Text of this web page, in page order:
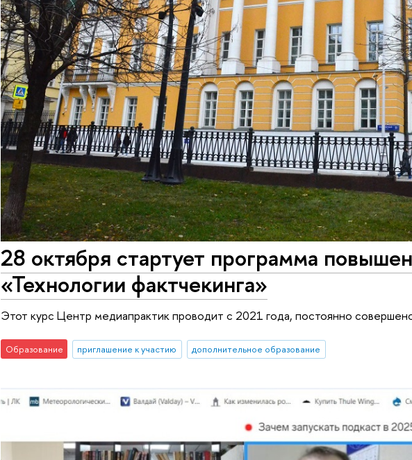
28 октября стартует программа
«Технологии фактчекинга»
Этот курс Центр медиапрактик проводит с 2021 года, постоянно
Образование приглашение к участию дополнительное образование